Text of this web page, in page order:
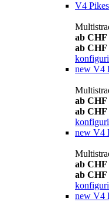
V4
ab CHF
ab
new V4
ab CHF
ab
new V4
ab CHF
ab
new V4